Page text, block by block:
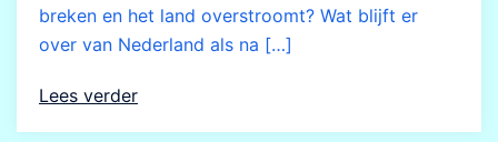
breken en het land overstroomt? Wat blijft er
over van Nederland als na […]
Lees verder